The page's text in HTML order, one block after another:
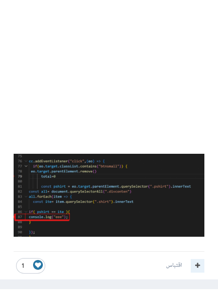
1 اقتباس